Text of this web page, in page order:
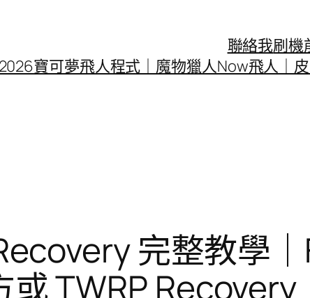
聯絡我刷機
2026寶可夢飛人程式｜魔物獵人Now飛人｜
完整教學
或 TWRP Recovery